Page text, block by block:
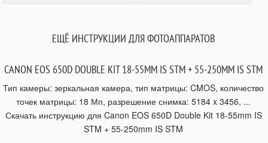
ЕЩЁ ИНСТРУКЦИИ ДЛЯ ФОТОАППАРАТОВ
CANON EOS 650D DOUBLE KIT 18-55MM IS STM + 55-250MM IS STM
Тип камеры: зеркальная камера, тип матрицы: CMOS, количество
точек матрицы: 18 Мп, разрешение снимка: 5184 x 3456, ...
Скачать инструкцию для Canon EOS 650D Double Kit 18-55mm IS
STM + 55-250mm IS STM